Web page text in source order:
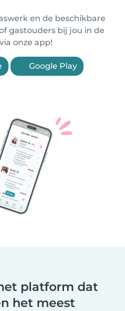
en de beschikbare
gastouders bij jou in de
onze app!
Google Play
platform dat
het meest